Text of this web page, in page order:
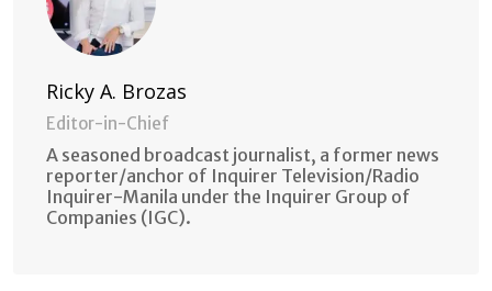
Ricky A. Brozas
Editor-in-Chief
A seasoned broadcast journalist, a former news
reporter/anchor of Inquirer Television/Radio
Inquirer-Manila under the Inquirer Group of
Companies (IGC).